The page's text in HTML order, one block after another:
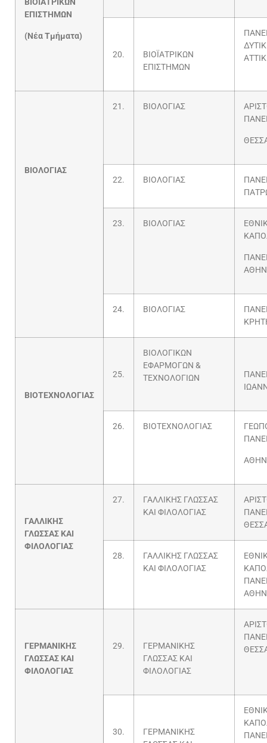
ΒΙΟΪΑΤΡΙΚΩΝ
ΕΠΙΣΤΗΜΩΝ
(Νέα Τμήματα)
20.
ΒΙΟΪΑΤΡΙΚΩΝ
ΕΠΙΣΤΗΜΩΝ
ΒΙΟΛΟΓΙΑΣ
21. ΒΙΟΛΟΓΙΑΣ
22. ΒΙΟΛΟΓΙΑΣ
23. ΒΙΟΛΟΓΙΑΣ
24. ΒΙΟΛΟΓΙΑΣ
ΒΙΟΤΕΧΝΟΛΟΓΙΑΣ
25.
ΒΙΟΛΟΓΙΚΩΝ
ΕΦΑΡΜΟΓΩΝ &
ΤΕΧΝΟΛΟΓΙΩΝ
26. ΒΙΟΤΕΧΝΟΛΟΓΙΑΣ
ΓΑΛΛΙΚΗΣ
ΓΛΩΣΣΑΣ ΚΑΙ
ΦΙΛΟΛΟΓΙΑΣ
27.
ΓΑΛΛΙΚΗΣ ΓΛΩΣΣΑΣ
ΚΑΙ ΦΙΛΟΛΟΓΙΑΣ
28.
ΓΑΛΛΙΚΗΣ ΓΛΩΣΣΑΣ
ΚΑΙ ΦΙΛΟΛΟΓΙΑΣ
ΓΕΡΜΑΝΙΚΗΣ
ΓΛΩΣΣΑΣ ΚΑΙ
ΦΙΛΟΛΟΓΙΑΣ
29.
ΓΕΡΜΑΝΙΚΗΣ
ΓΛΩΣΣΑΣ ΚΑΙ
ΦΙΛΟΛΟΓΙΑΣ
30.
ΓΕΡΜΑΝΙΚΗΣ